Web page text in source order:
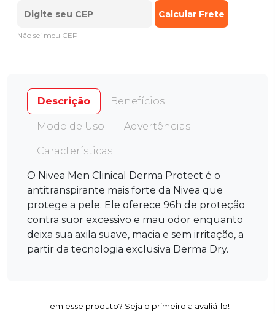
Não sei meu CEP
Descrição Benefícios
Modo de Uso Advertências
Características
O Nivea Men Clinical Derma Protect é o
antitranspirante mais forte da Nivea que
protege a pele. Ele oferece 96h de proteção
contra suor excessivo e mau odor enquanto
deixa sua axila suave, macia e sem irritação, a
partir da tecnologia exclusiva Derma Dry.
Tem esse produto? Seja o primeiro a avaliá-lo!